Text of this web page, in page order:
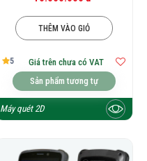
THÊM VÀO GIỎ
5
Giá trên chưa có VAT
Sản phẩm tương tự
Máy quét 2D